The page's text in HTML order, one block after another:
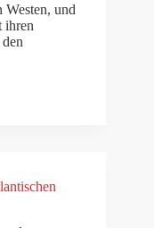
Westen, und
ihren